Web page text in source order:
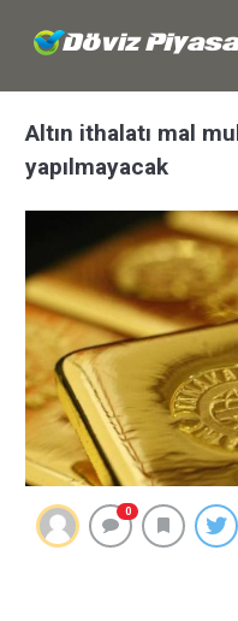
Altın ithalatı mal
yapılmayacak
0